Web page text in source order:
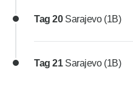
Tag 20 Sarajevo (1B)
Tag 21 Sarajevo (1B)